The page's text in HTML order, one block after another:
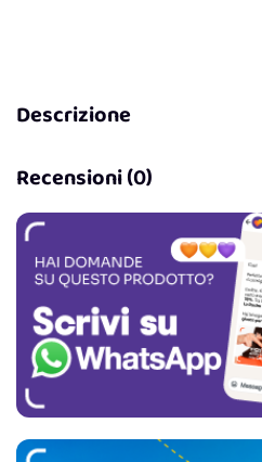
Descrizione
Recensioni (0)